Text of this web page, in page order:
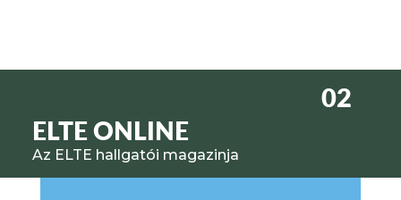
02
ELTE ONLINE
Az ELTE hallgatói magazinja